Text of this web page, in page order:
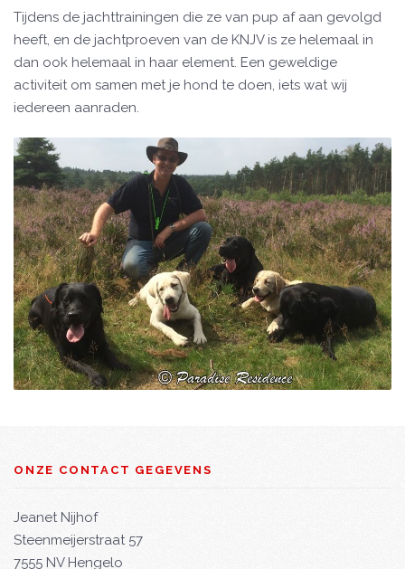
Tijdens de jachttrainingen die ze van pup af aan gevolgd
heeft, en de jachtproeven van de KNJV is ze helemaal in
dan ook helemaal in haar element. Een geweldige
activiteit om samen met je hond te doen, iets wat wij
iedereen aanraden.
ONZE CONTACT GEGEVENS
Jeanet Nijhof
Steenmeijerstraat 57
7555 NV Hengelo